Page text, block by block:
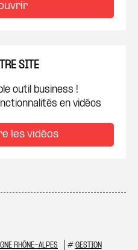
SITE
outil business !
en vidéos
les vidéos
RHÔNE-ALPES # GESTION